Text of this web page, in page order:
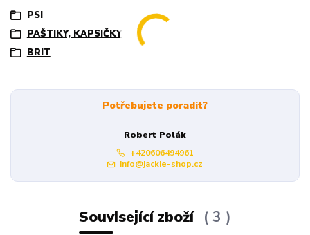
PSI
PAŠTIKY, KAPSIČKY
BRIT
Potřebujete poradit?
Robert Polák
+420606494961
info@jackie-shop.cz
Související zboží 3